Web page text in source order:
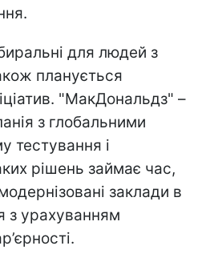
для людей з
планується
"МакДональдз" –
з глобальними
тестування і
рішень займає час,
заклади в
з урахуванням